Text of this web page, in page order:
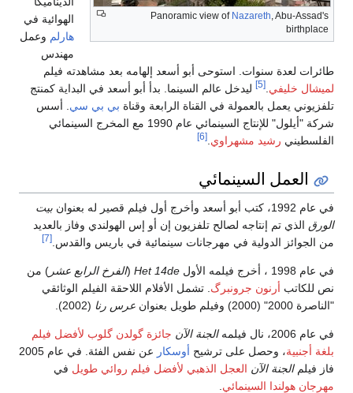
Panoramic view of Nazareth, Abu-Assad's
birthplace
الهوائية في
هارلم وعمل
مهندس
طائرات لعدة سنوات. استوحى أبو أسعد إلهامه بعد مشاهدته فيلم
لميشال خليفي.
[5]
ليدخل عالم السينما. بدأ أبو أسعد في البداية كمنتج
تلفزيوني يعمل بالعمولة في القناة الرابعة وقناة بي بي سي. أسس
شركة "أيلول" للإنتاج السينمائي عام 1990 مع المخرج السينمائي
الفلسطيني رشيد مشهراوي.
[6]
العمل السينمائي
في عام 1992، كتب أبو أسعد وأخرج أول فيلم قصير له بعنوان
بيت
الورق الذي تم إنتاجه لصالح تلفزيون إن أو إس الهولندي وفاز بالعديد
من الجوائز الدولية في مهرجانات سينمائية في باريس والقدس. [7]
في عام 1998 ، أخرج فيلمه الأول Het 14de
(الفرخ الرابع عشر ) من
نص للكاتب أرنون جرونبرگ . تشمل الأفلام اللاحقة الفيلم الوثائقي
"الناصرة 2000" (2000) وفيلم طويل بعنوان
عرس رنا (2002).
في عام 2006، نال فيلمه الجنة الآن جائزة گولدن گلوب لأفضل فيلم
بلغة أجنبية، وحصل على ترشيح أوسكار
عن نفس الفئة. في عام 2005
فاز فيلمالجنة الآن العجل الذهبي لأفضل فيلم روائي طويل في
مهرجان هولندا السينمائي